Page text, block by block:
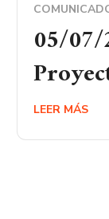
05/
LEER MÁS